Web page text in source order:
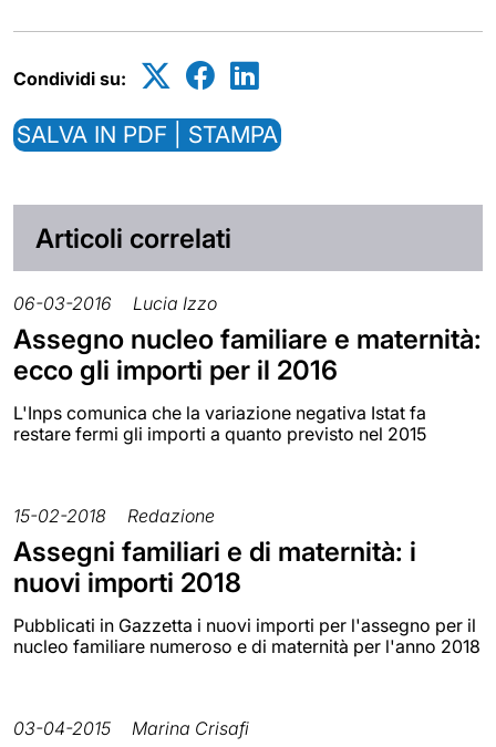
Condividi su:
SALVA IN PDF | STAMPA
Articoli correlati
06-03-2016 Lucia Izzo
Assegno nucleo familiare e maternità:
ecco gli importi per il 2016
L'Inps comunica che la variazione negativa Istat fa
restare fermi gli importi a quanto previsto nel 2015
15-02-2018 Redazione
Assegni familiari e di maternità: i
nuovi importi 2018
Pubblicati in Gazzetta i nuovi importi per l'assegno per il
nucleo familiare numeroso e di maternità per l'anno 2018
03-04-2015 Marina Crisafi